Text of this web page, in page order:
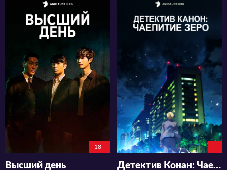
9398
13
18+
Высший день
6267
4
+
Детектив Конан: Чаепитие Зеро